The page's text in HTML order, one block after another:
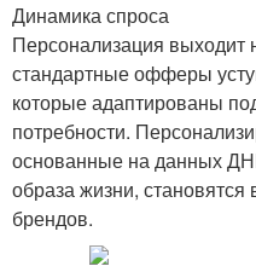
Динамика спроса
Персонализация выходит
стандартные офферы
которые адаптированы
потребности.
основанные на данных
образа жизни, становятся
брендов.